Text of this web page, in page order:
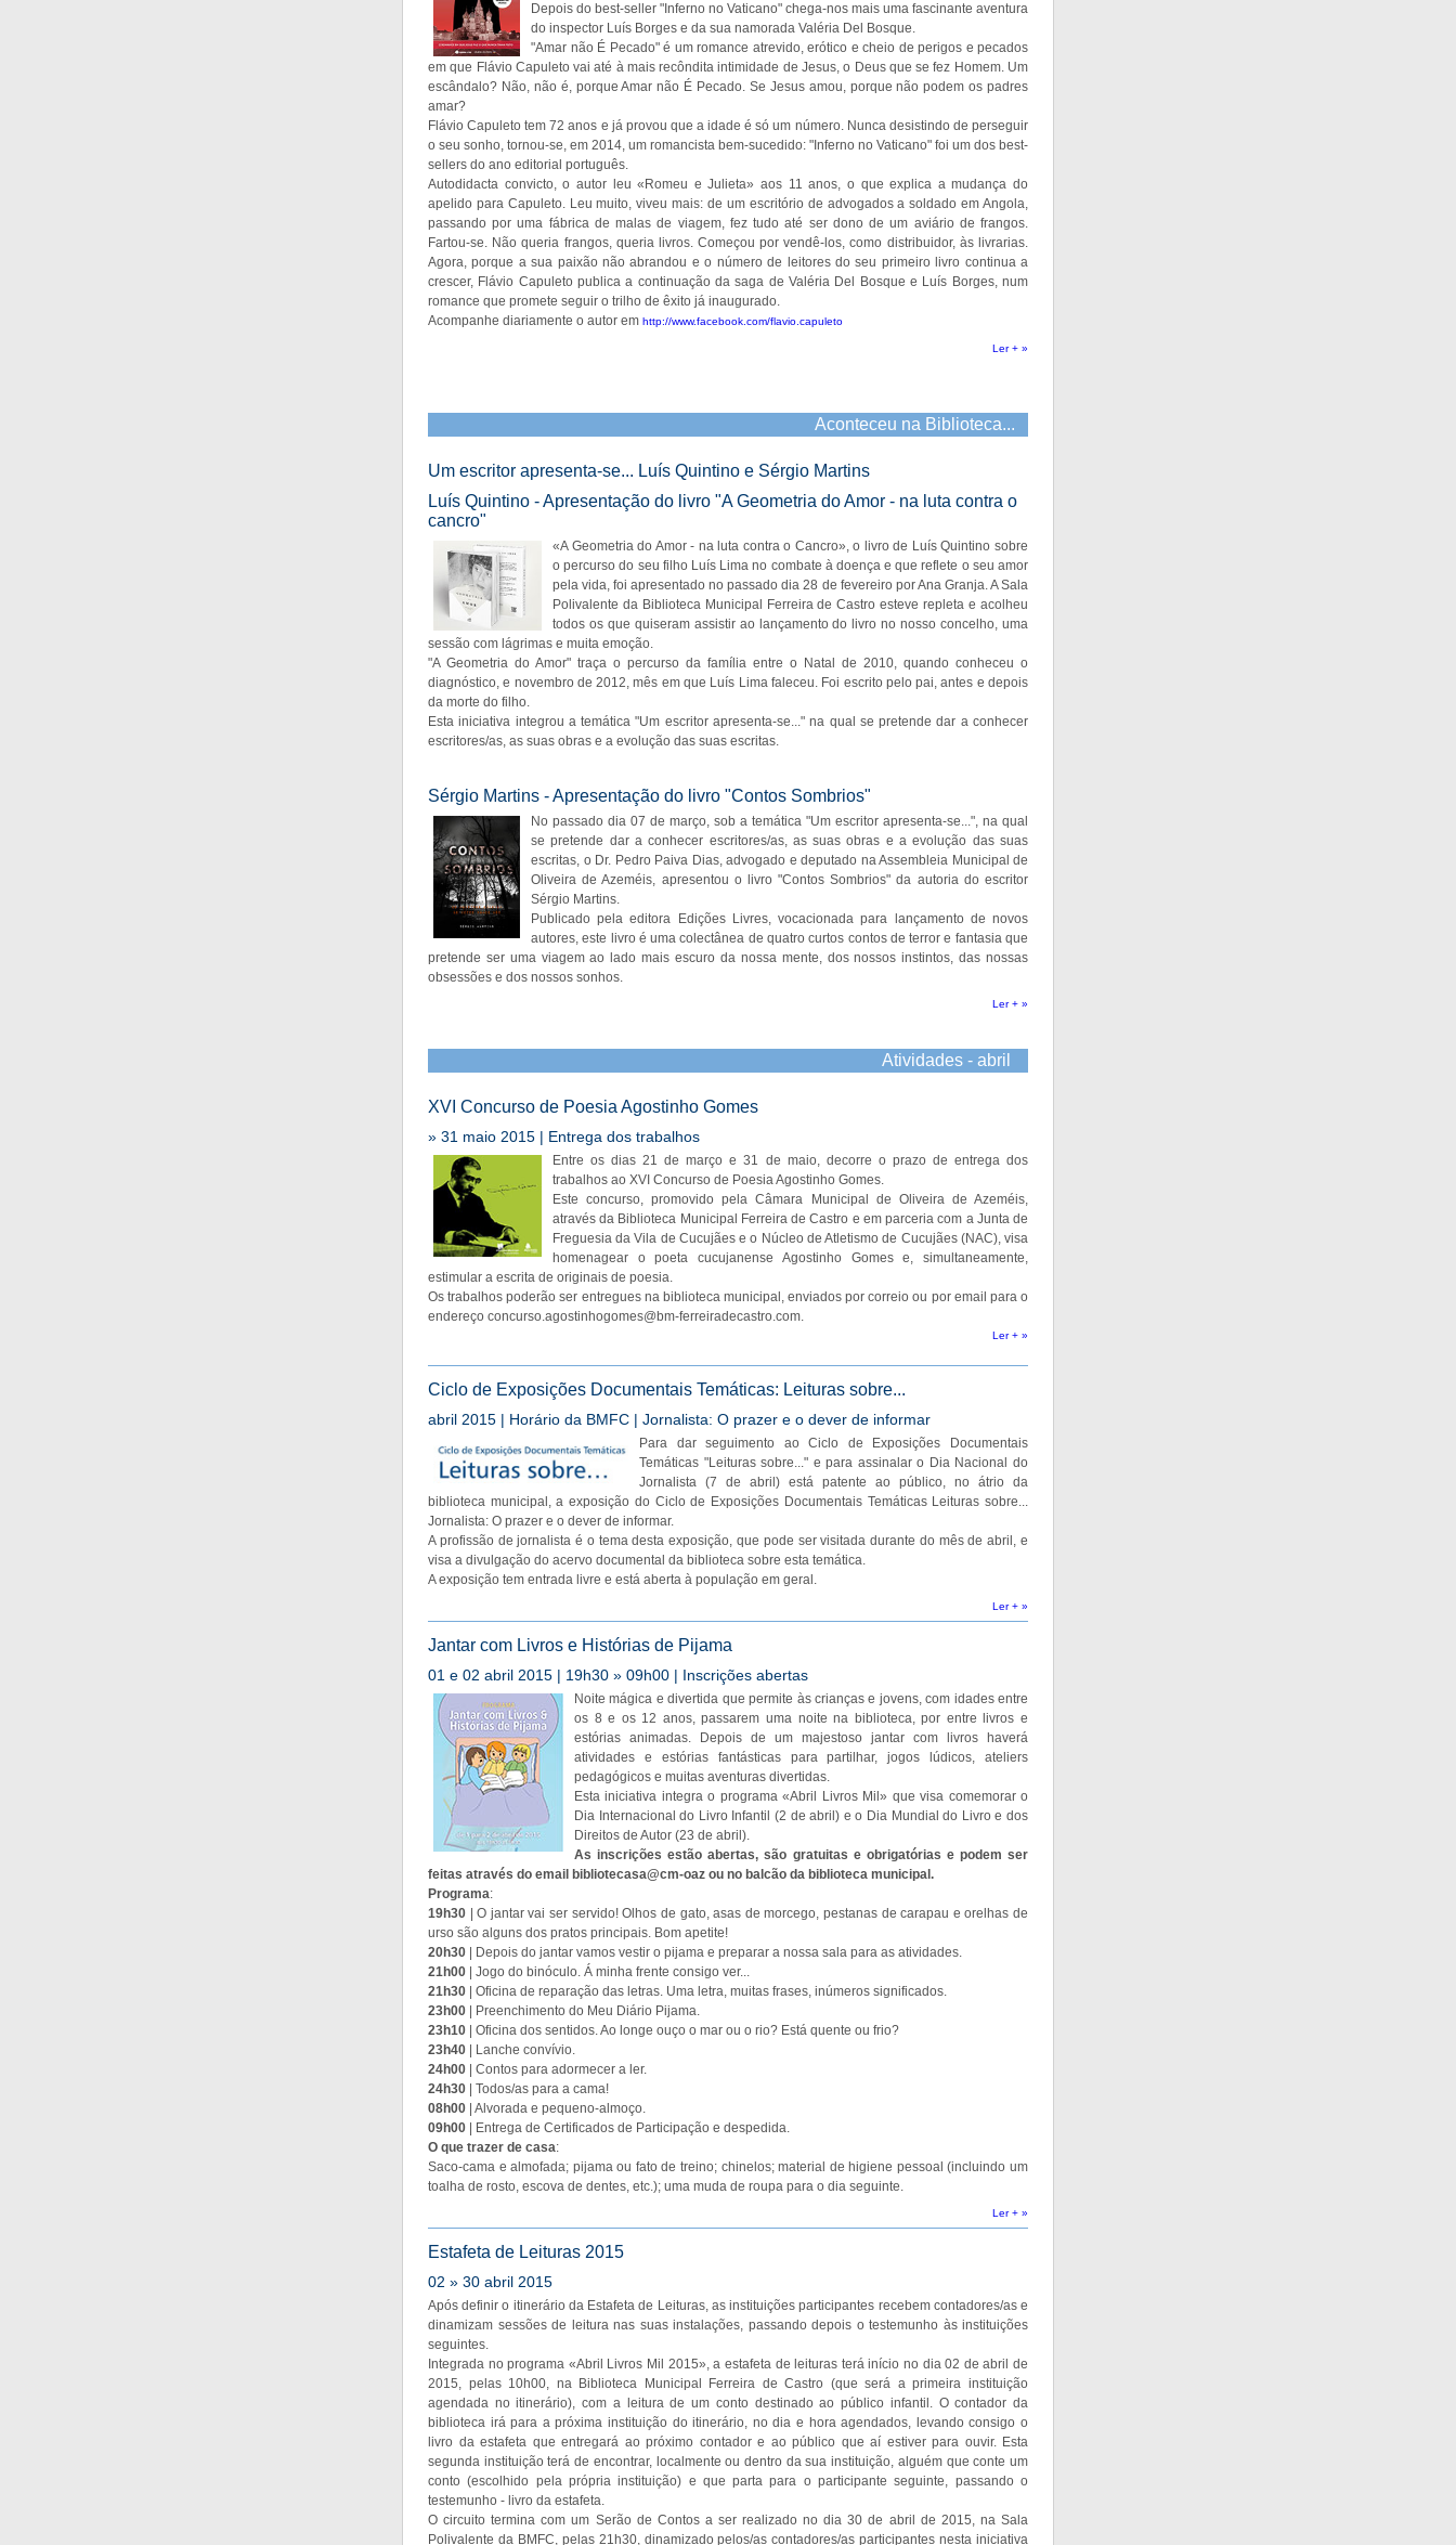
Depois do best-seller "Inferno no Vaticano" chega-nos mais uma fascinante aventura
do inspector Luís Borges e da sua namorada Valéria Del Bosque.
"Amar não É Pecado" é um romance atrevido, erótico e cheio de perigos e pecados
em que Flávio Capuleto vai até à mais recôndita intimidade de Jesus, o Deus que se fez Homem. Um
escândalo? Não, não é, porque Amar não É Pecado. Se Jesus amou, porque não podem os padres
amar?
Flávio Capuleto tem 72 anos e já provou que a idade é só um número. Nunca desistindo de perseguir
o seu sonho, tornou-se, em 2014, um romancista bem-sucedido: "Inferno no Vaticano" foi um dos best-
sellers do ano editorial português.
Autodidacta convicto, o autor leu «Romeu e Julieta» aos 11 anos, o que explica a mudança do
apelido para Capuleto. Leu muito, viveu mais: de um escritório de advogados a soldado em Angola,
passando por uma fábrica de malas de viagem, fez tudo até ser dono de um aviário de frangos.
Fartou-se. Não queria frangos, queria livros. Começou por vendê-los, como distribuidor, às livrarias.
Agora, porque a sua paixão não abrandou e o número de leitores do seu primeiro livro continua a
crescer, Flávio Capuleto publica a continuação da saga de Valéria Del Bosque e Luís Borges, num
romance que promete seguir o trilho de êxito já inaugurado.
Acompanhe diariamente o autor em http://www.facebook.com/flavio.capuleto
Ler + »
Aconteceu na Biblioteca...
Um escritor apresenta-se... Luís Quintino e Sérgio Martins
Luís Quintino - Apresentação do livro "A Geometria do Amor - na luta contra o
cancro"
«A Geometria do Amor - na luta contra o Cancro», o livro de Luís Quintino sobre
o percurso do seu filho Luís Lima no combate à doença e que reflete o seu amor
pela vida, foi apresentado no passado dia 28 de fevereiro por Ana Granja. A Sala
Polivalente da Biblioteca Municipal Ferreira de Castro esteve repleta e acolheu
todos os que quiseram assistir ao lançamento do livro no nosso concelho, uma
sessão com lágrimas e muita emoção.
"A Geometria do Amor" traça o percurso da família entre o Natal de 2010, quando conheceu o
diagnóstico, e novembro de 2012, mês em que Luís Lima faleceu. Foi escrito pelo pai, antes e depois
da morte do filho.
Esta iniciativa integrou a temática "Um escritor apresenta-se..." na qual se pretende dar a conhecer
escritores/as, as suas obras e a evolução das suas escritas.
Sérgio Martins - Apresentação do livro "Contos Sombrios"
No passado dia 07 de março, sob a temática "Um escritor apresenta-se...", na qual
se pretende dar a conhecer escritores/as, as suas obras e a evolução das suas
escritas, o Dr. Pedro Paiva Dias, advogado e deputado na Assembleia Municipal de
Oliveira de Azeméis, apresentou o livro "Contos Sombrios" da autoria do escritor
Sérgio Martins.
Publicado pela editora Edições Livres, vocacionada para lançamento de novos
autores, este livro é uma colectânea de quatro curtos contos de terror e fantasia que
pretende ser uma viagem ao lado mais escuro da nossa mente, dos nossos instintos, das nossas
obsessões e dos nossos sonhos.
Ler + »
Atividades - abril
XVI Concurso de Poesia Agostinho Gomes
» 31 maio 2015 | Entrega dos trabalhos
Entre os dias 21 de março e 31 de maio, decorre o prazo de entrega dos
trabalhos ao XVI Concurso de Poesia Agostinho Gomes.
Este concurso, promovido pela Câmara Municipal de Oliveira de Azeméis,
através da Biblioteca Municipal Ferreira de Castro e em parceria com a Junta de
Freguesia da Vila de Cucujães e o Núcleo de Atletismo de Cucujães (NAC), visa
homenagear o poeta cucujanense Agostinho Gomes e, simultaneamente,
estimular a escrita de originais de poesia.
Os trabalhos poderão ser entregues na biblioteca municipal, enviados por correio ou por email para o
endereço concurso.agostinhogomes@bm-ferreiradecastro.com.
Ler + »
Ciclo de Exposições Documentais Temáticas: Leituras sobre...
abril 2015 | Horário da BMFC | Jornalista: O prazer e o dever de informar
Para dar seguimento ao Ciclo de Exposições Documentais
Temáticas "Leituras sobre..." e para assinalar o Dia Nacional do
Jornalista (7 de abril) está patente ao público, no átrio da
biblioteca municipal, a exposição do Ciclo de Exposições Documentais Temáticas Leituras sobre...
Jornalista: O prazer e o dever de informar.
A profissão de jornalista é o tema desta exposição, que pode ser visitada durante do mês de abril, e
visa a divulgação do acervo documental da biblioteca sobre esta temática.
A exposição tem entrada livre e está aberta à população em geral.
Ler + »
Jantar com Livros e Histórias de Pijama
01 e 02 abril 2015 | 19h30 » 09h00 | Inscrições abertas
Noite mágica e divertida que permite às crianças e jovens, com idades entre
os 8 e os 12 anos, passarem uma noite na biblioteca, por entre livros e
estórias animadas. Depois de um majestoso jantar com livros haverá
atividades e estórias fantásticas para partilhar, jogos lúdicos, ateliers
pedagógicos e muitas aventuras divertidas.
Esta iniciativa integra o programa «Abril Livros Mil» que visa comemorar o
Dia Internacional do Livro Infantil (2 de abril) e o Dia Mundial do Livro e dos
Direitos de Autor (23 de abril).
As inscrições estão abertas, são gratuitas e obrigatórias e podem ser
feitas através do email bibliotecasa@cm-oaz ou no balcão da biblioteca municipal.
Programa:
19h30 | O jantar vai ser servido! Olhos de gato, asas de morcego, pestanas de carapau e orelhas de
urso são alguns dos pratos principais. Bom apetite!
20h30 | Depois do jantar vamos vestir o pijama e preparar a nossa sala para as atividades.
21h00 | Jogo do binóculo. Á minha frente consigo ver...
21h30 | Oficina de reparação das letras. Uma letra, muitas frases, inúmeros significados.
23h00 | Preenchimento do Meu Diário Pijama.
23h10 | Oficina dos sentidos. Ao longe ouço o mar ou o rio? Está quente ou frio?
23h40 | Lanche convívio.
24h00 | Contos para adormecer a ler.
24h30 | Todos/as para a cama!
08h00 | Alvorada e pequeno-almoço.
09h00 | Entrega de Certificados de Participação e despedida.
O que trazer de casa:
Saco-cama e almofada; pijama ou fato de treino; chinelos; material de higiene pessoal (incluindo um
toalha de rosto, escova de dentes, etc.); uma muda de roupa para o dia seguinte.
Ler + »
Estafeta de Leituras 2015
02 » 30 abril 2015
Após definir o itinerário da Estafeta de Leituras, as instituições participantes recebem contadores/as e
dinamizam sessões de leitura nas suas instalações, passando depois o testemunho às instituições
seguintes.
Integrada no programa «Abril Livros Mil 2015», a estafeta de leituras terá início no dia 02 de abril de
2015, pelas 10h00, na Biblioteca Municipal Ferreira de Castro (que será a primeira instituição
agendada no itinerário), com a leitura de um conto destinado ao público infantil. O contador da
biblioteca irá para a próxima instituição do itinerário, no dia e hora agendados, levando consigo o
livro da estafeta que entregará ao próximo contador e ao público que aí estiver para ouvir. Esta
segunda instituição terá de encontrar, localmente ou dentro da sua instituição, alguém que conte um
conto (escolhido pela própria instituição) e que parta para o participante seguinte, passando o
testemunho - livro da estafeta.
O circuito termina com um Serão de Contos a ser realizado no dia 30 de abril de 2015, na Sala
Polivalente da BMFC, pelas 21h30, dinamizado pelos/as contadores/as participantes nesta iniciativa